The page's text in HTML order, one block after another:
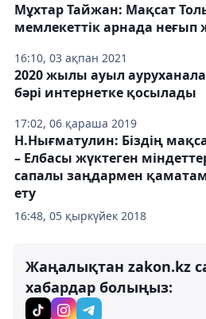
16:10, 03 ақпан 2021
Мұхтар Тайжан: Мақсат
мемлекеттік арнада неғып
17:02, 06 қараша 2019
2020 жылы ауыл
бәрі интернетке қосылады
16:48, 05 қыркүйек 2018
Н.Нығматулин: Біздің
– Елбасы жүктеген
сапалы заңдармен
ету
Жаңалықтан zakon.kz
хабардар болыңыз: